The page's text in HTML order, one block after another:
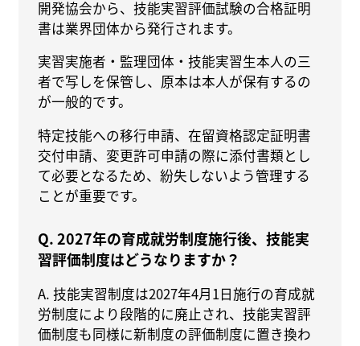
開発協会から、技能実習評価試験の合格証明
書は業界団体から発行されます。
実習実施者・監理団体・技能実習生本人の三
者で写しを保管し、原本は本人が保有するの
が一般的です。
特定技能への移行申請、在留資格認定証明書
交付申請、変更許可申請の際に添付書類とし
て必要となるため、紛失しないよう管理する
ことが重要です。
Q. 2027年の育成就労制度施行後、技能実
習評価制度はどうなりますか？
A. 技能実習制度は2027年4月1日施行の育成就
労制度により段階的に廃止され、技能実習評
価制度も同様に新制度の評価制度に置き換わ